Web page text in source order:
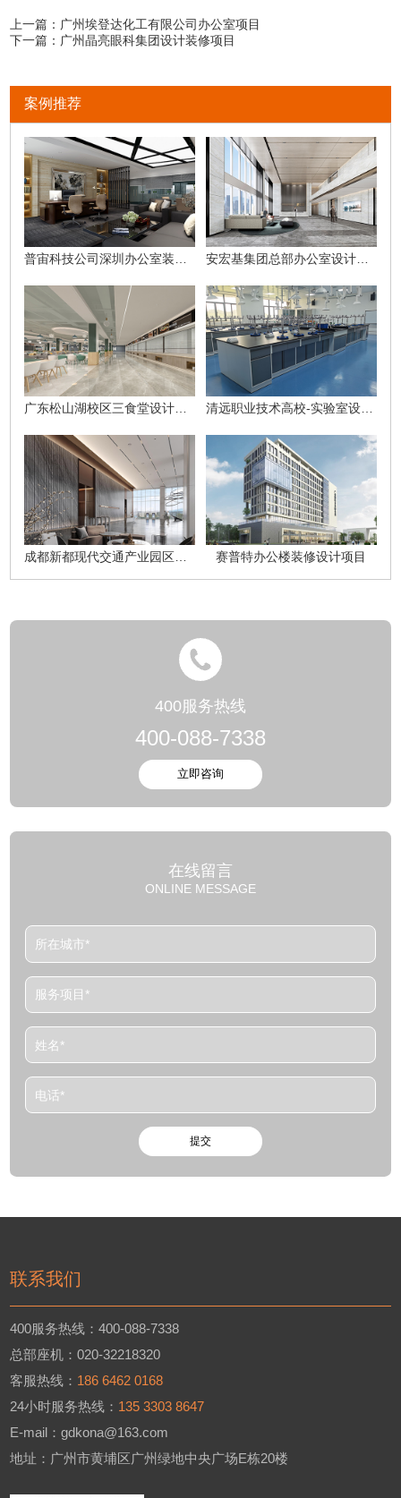
上一篇： 广州埃登达化工有限公司办公室项目
下一篇： 广州晶亮眼科集团设计装修项目
案例推荐
普宙科技公司深圳办公室装修设计方案 安宏基集团总部办公室设计方案
清远职业技术高校-实验室设计装修项目
赛普特办公楼装修设计项目
400服务热线
400-088-7338
在线留言
ONLINE MESSAGE
联系我们
400服务热线：400-088-7338
总部座机：020-32218320
客服热线： 186 6462 0168
24小时服务热线： 135 3303 8647
E-mail：gdkona@163.com
地址：广州市黄埔区广州绿地中央广场E栋20楼